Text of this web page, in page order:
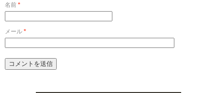
名前 *
メール *